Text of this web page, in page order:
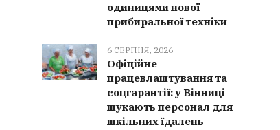
одиницями нової
прибиральної техніки
6 СЕРПНЯ, 2026
Офіційне
працевлаштування та
соцгарантії: у Вінниці
шукають персонал для
шкільних їдалень